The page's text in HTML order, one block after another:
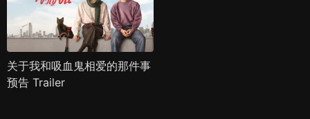
关于我和吸血鬼相爱的那件事
预告 Trailer